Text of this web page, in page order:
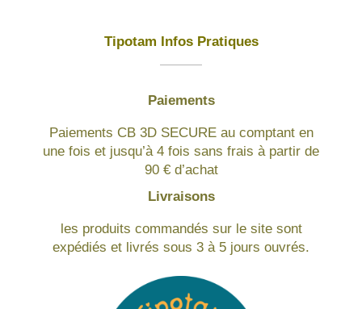
Tipotam Infos Pratiques
Paiements
Paiements CB 3D SECURE au comptant en
une fois et jusqu’à 4 fois sans frais à partir de
90 € d’achat
Livraisons
les produits commandés sur le site sont
expédiés et livrés sous 3 à 5 jours ouvrés.